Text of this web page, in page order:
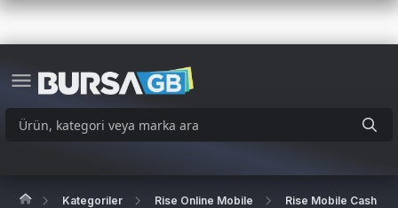
Kategoriler Rise Online Mobile Rise Mobile Cash